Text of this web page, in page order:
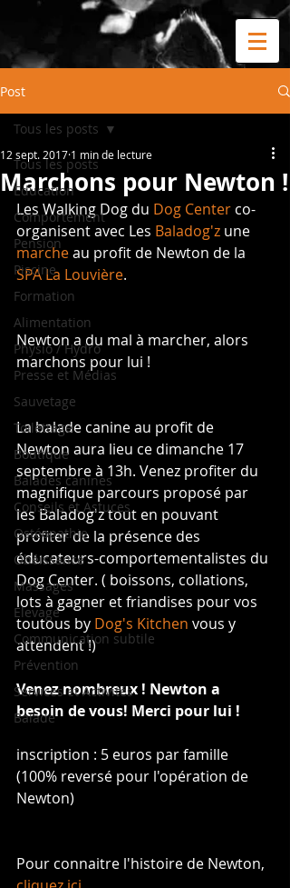
Post
Tous les posts
Education
Comportement
Pension
Piscine
Formation
Alimentation
Physio / Hydro
Presse et Médias
Sauvetage
Toilettage
Boutique
Balades canines
Conseils et Astuces
Ostéopathie
Obéissance
Massages
Elevage
Communication subtile
Prévention
Services et Activités
Balade
Tous les posts
Marchons pour Newton !
12 sept. 2017 1 min de lecture
Les Walking Dog du Dog Center co-
organisent avec Les Baladog'z une
marche au profit de Newton de la
SPA La Louvière.
Newton a du mal à marcher, alors
marchons pour lui !
La balade canine au profit de
Newton aura lieu ce dimanche 17
septembre à 13h. Venez profiter du
magnifique parcours proposé par
les Baladog'z tout en pouvant
profiter de la présence des
éducateurs-comportementalistes du
Dog Center. ( boissons, collations,
lots à gagner et friandises pour vos
toutous by Dog's Kitchen vous y
attendent !)
Venez nombreux ! Newton a
besoin de vous! Merci pour lui !
inscription : 5 euros par famille
(100% reversé pour l'opération de
Newton)
Pour connaitre l'histoire de Newton,